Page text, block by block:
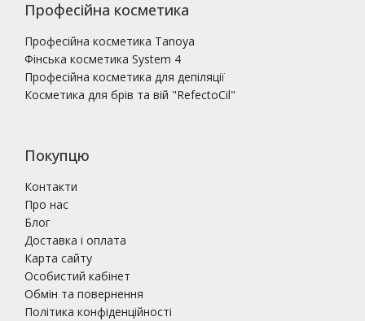
Професійна косметика
Професійна косметика Tanoya
Фінська косметика System 4
Професійна косметика для депіляції
Косметика для брів та вій "RefectoCil"
Покупцю
Контакти
Про нас
Блог
Доставка і оплата
Карта сайту
Особистий кабінет
Обмін та повернення
Політика конфіденційності